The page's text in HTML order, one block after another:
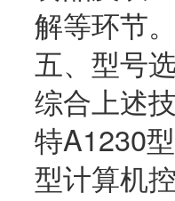
解等环节
五、型号
综合上述
特A1230
型计算机